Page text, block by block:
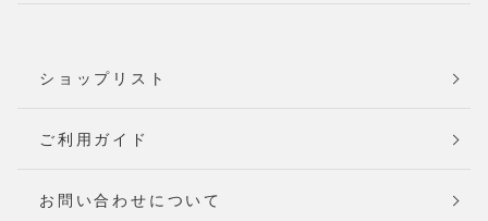
ショップリスト
ご利用ガイド
お問い合わせについて